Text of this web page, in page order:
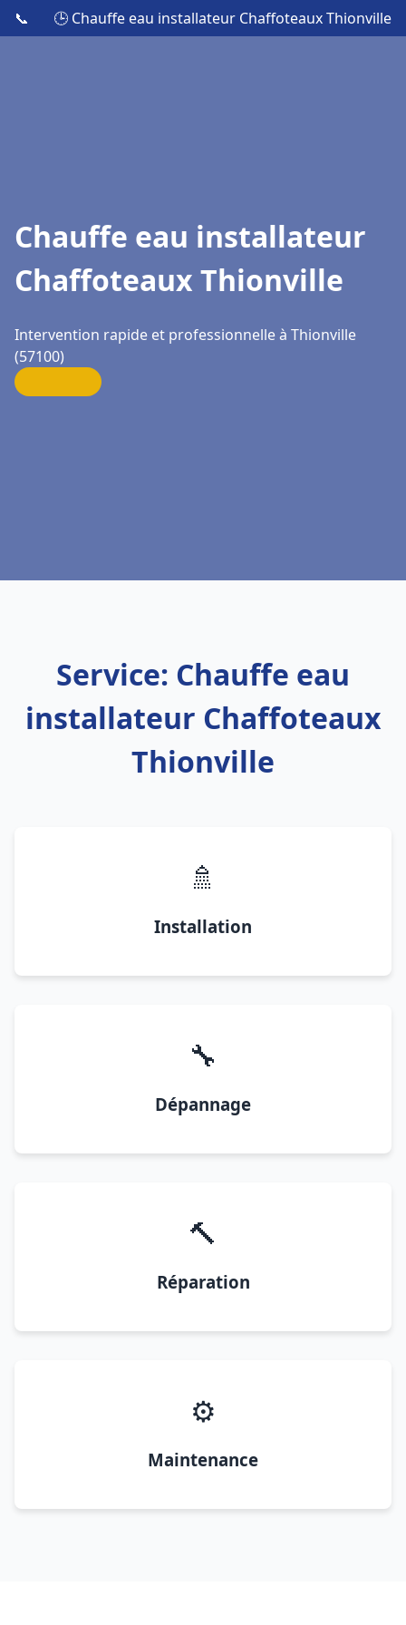
📞 🕒 Chauffe eau installateur Chaffoteaux Thionville
Chauffe eau installateur
Chaffoteaux Thionville
Intervention rapide et professionnelle à Thionville
(57100)
Service: Chauffe eau
installateur Chaffoteaux
Thionville
🚿
Installation
🔧
Dépannage
🔨
Réparation
⚙️
Maintenance